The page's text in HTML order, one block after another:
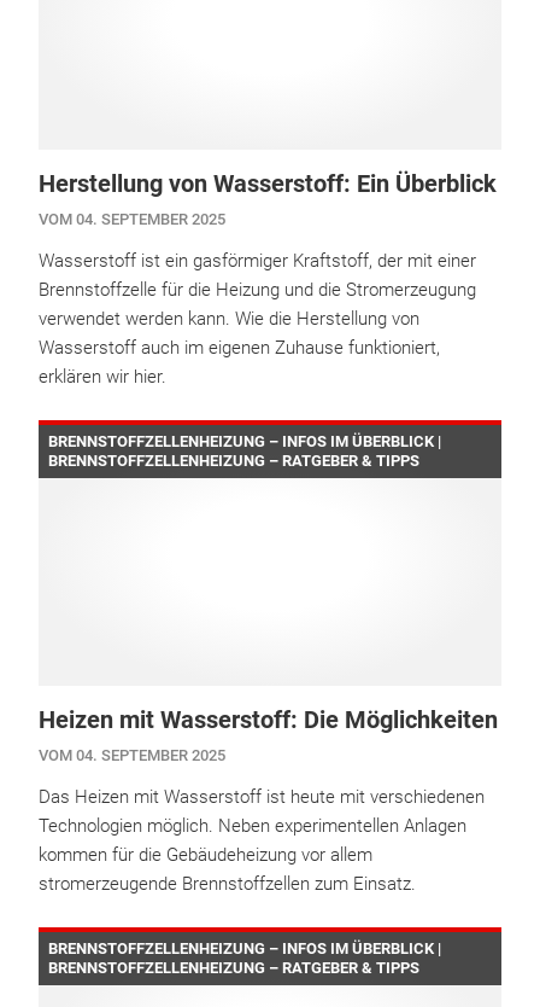
Herstellung von Wasserstoff: Ein Überblick
VOM 04. SEPTEMBER 2025
Wasserstoff ist ein gasförmiger Kraftstoff, der mit einer
Brennstoffzelle für die Heizung und die Stromerzeugung
verwendet werden kann. Wie die Herstellung von
Wasserstoff auch im eigenen Zuhause funktioniert,
erklären wir hier.
BRENNSTOFFZELLENHEIZUNG – INFOS IM ÜBERBLICK |
BRENNSTOFFZELLENHEIZUNG – RATGEBER & TIPPS
Heizen mit Wasserstoff: Die Möglichkeiten
VOM 04. SEPTEMBER 2025
Das Heizen mit Wasserstoff ist heute mit verschiedenen
Technologien möglich. Neben experimentellen Anlagen
kommen für die Gebäudeheizung vor allem
stromerzeugende Brennstoffzellen zum Einsatz.
BRENNSTOFFZELLENHEIZUNG – INFOS IM ÜBERBLICK |
BRENNSTOFFZELLENHEIZUNG – RATGEBER & TIPPS